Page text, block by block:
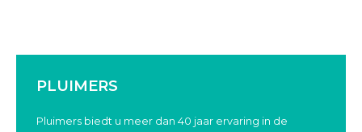
PLUIMERS
Pluimers biedt u meer dan 40 jaar ervaring in de